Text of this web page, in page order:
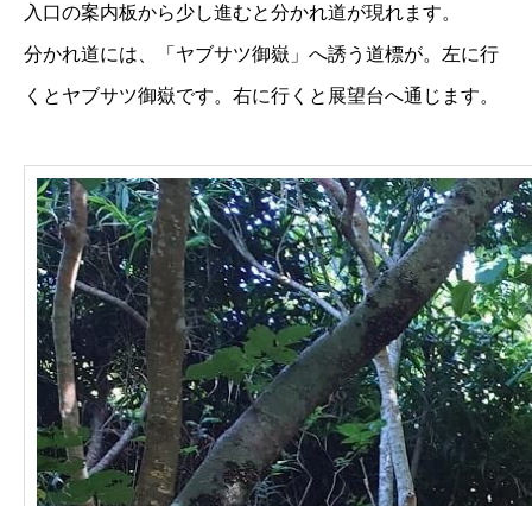
入口の案内板から少し進むと分かれ道が現れます。
分かれ道には、「ヤブサツ御嶽」へ誘う道標が。左に行
くとヤブサツ御嶽です。右に行くと展望台へ通じます。